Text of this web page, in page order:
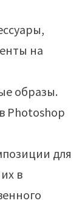
на
образы.
Photoshop
для
в